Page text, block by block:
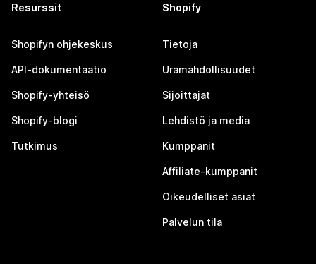
Resurssit
Shopifyn ohjekeskus
API-dokumentaatio
Shopify-yhteisö
Shopify-blogi
Tutkimus
Shopify
Tietoja
Uramahdollisuudet
Sijoittajat
Lehdistö ja media
Kumppanit
Affiliate-kumppanit
Oikeudelliset asiat
Palvelun tila